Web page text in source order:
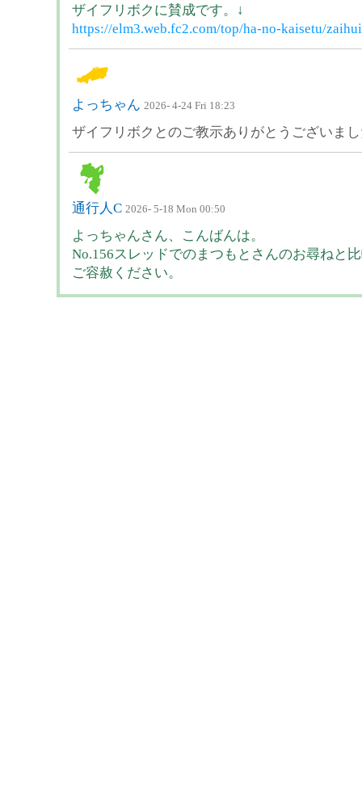
ザイフリボクに賛成です。↓
https://elm3.web.fc2.com/top/ha-no-kaisetu/
よっちゃん 2026- 4-24 Fri 18:23
ザイフリボクとのご教示ありがとうございま
通行人C 2026- 5-18 Mon 00:50
よっちゃんさん、こんばんは。
No.156スレッドでのまつもとさんのお尋ねと
ご容赦ください。